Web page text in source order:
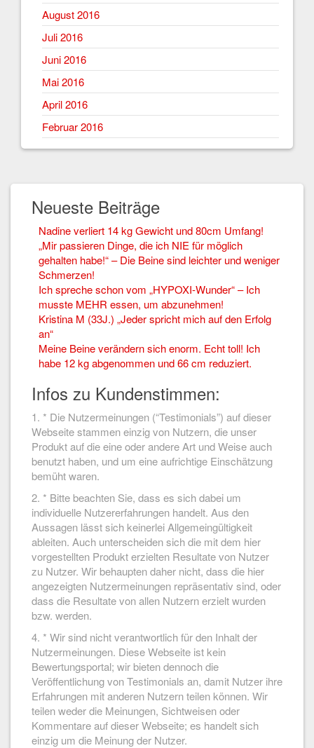
August 2016
Juli 2016
Juni 2016
Mai 2016
April 2016
Februar 2016
Neueste Beiträge
Nadine verliert 14 kg Gewicht und 80cm Umfang!
„Mir passieren Dinge, die ich NIE für möglich
gehalten habe!“ – Die Beine sind leichter und weniger
Schmerzen!
Ich spreche schon vom „HYPOXI-Wunder“ – Ich
musste MEHR essen, um abzunehmen!
Kristina M (33J.) „Jeder spricht mich auf den Erfolg
an“
Meine Beine verändern sich enorm. Echt toll! Ich
habe 12 kg abgenommen und 66 cm reduziert.
Infos zu Kundenstimmen:
1. * Die Nutzermeinungen (“Testimonials”) auf dieser
Webseite stammen einzig von Nutzern, die unser
Produkt auf die eine oder andere Art und Weise auch
benutzt haben, und um eine aufrichtige Einschätzung
bemüht waren.
2. * Bitte beachten Sie, dass es sich dabei um
individuelle Nutzererfahrungen handelt. Aus den
Aussagen lässt sich keinerlei Allgemeingültigkeit
ableiten. Auch unterscheiden sich die mit dem hier
vorgestellten Produkt erzielten Resultate von Nutzer
zu Nutzer. Wir behaupten daher nicht, dass die hier
angezeigten Nutzermeinungen repräsentativ sind, oder
dass die Resultate von allen Nutzern erzielt wurden
bzw. werden.
4. * Wir sind nicht verantwortlich für den Inhalt der
Nutzermeinungen. Diese Webseite ist kein
Bewertungsportal; wir bieten dennoch die
Veröffentlichung von Testimonials an, damit Nutzer ihre
Erfahrungen mit anderen Nutzern teilen können. Wir
teilen weder die Meinungen, Sichtweisen oder
Kommentare auf dieser Webseite; es handelt sich
einzig um die Meinung der Nutzer.